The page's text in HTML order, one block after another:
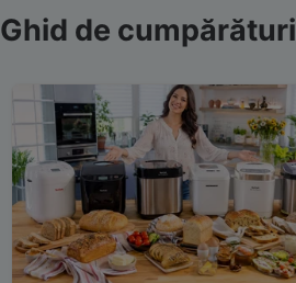
Ghid de cumpărături